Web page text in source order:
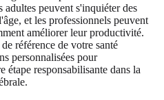
adultes peuvent s'inquiéter des
et les professionnels peuvent
améliorer leur productivité.
référence de votre santé
personnalisées pour
étape responsabilisante dans la